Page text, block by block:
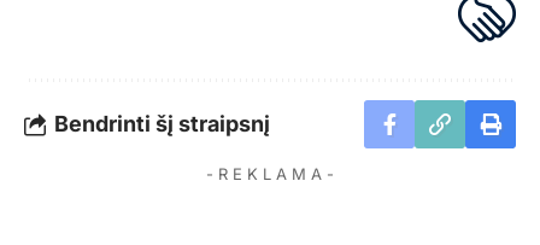
Bendrinti šį straipsnį
- R E K L A M A -